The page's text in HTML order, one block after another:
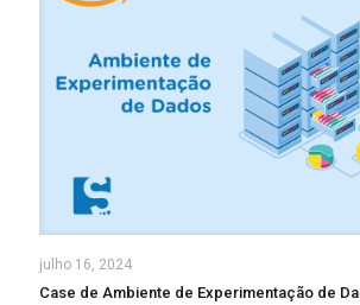
julho 16, 2024
Case de Ambiente de Experimentação de